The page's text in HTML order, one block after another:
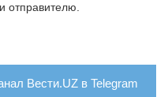
отправителю.
Вести.UZ в Telegram